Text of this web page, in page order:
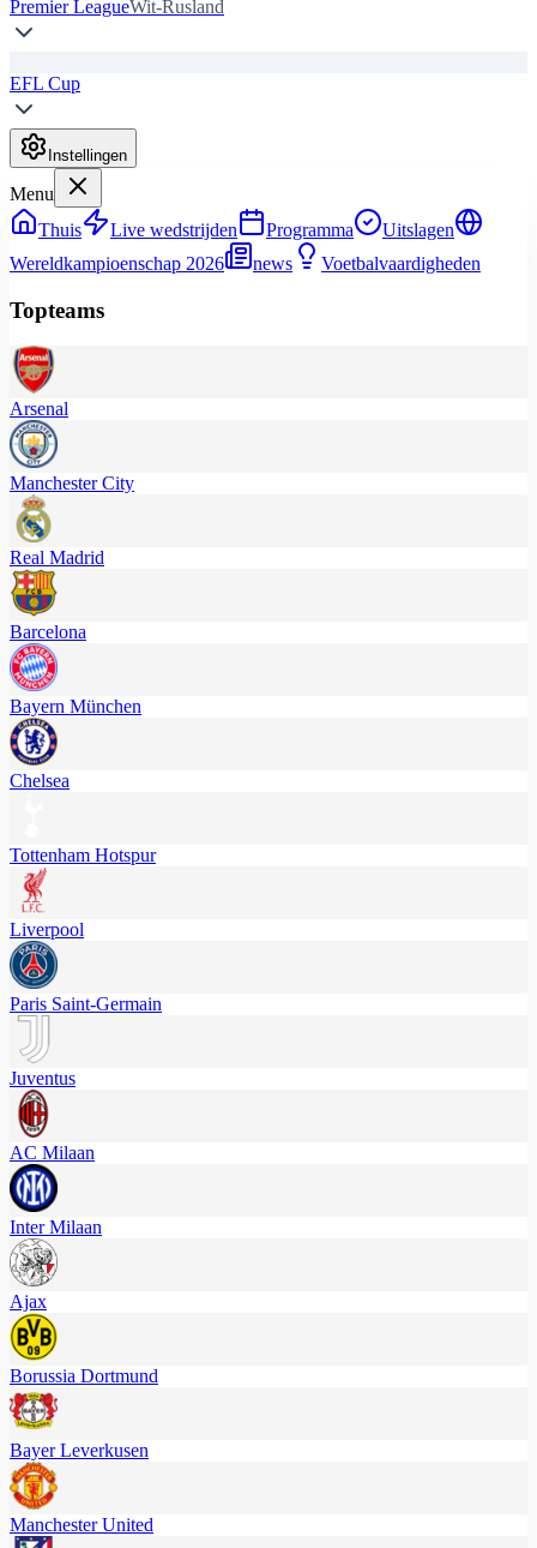
Premier LeagueWit-Rusland
EFL Cup
Instellingen
Menu
Thuis
Live wedstrijden Programma
Uitslagen
Wereldkampioenschap 2026
news Voetbalvaardigheden
Topteams
Arsenal
Manchester City
Real Madrid
Barcelona
Bayern München
Chelsea
Tottenham Hotspur
Liverpool
Paris Saint-Germain
Juventus
AC Milaan
Inter Milaan
Ajax
Borussia Dortmund
Bayer Leverkusen
Manchester United